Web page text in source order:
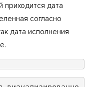
приходится дата
согласно
дата исполнения